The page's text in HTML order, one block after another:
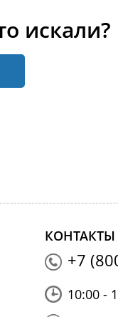
искали?
КОНТАКТЫ
+7
10:00 -